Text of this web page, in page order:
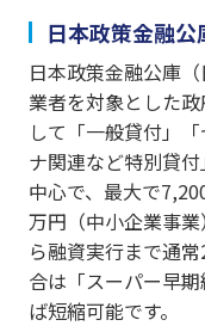
日本政策金融公
日本政策金融公庫
業者を対象とした
して「一般貸付」
ナ関連など特別貸
中心で、最大で
万円（中小企業事
ら融資実行まで通
合は「スーパー早
ば短縮可能です。